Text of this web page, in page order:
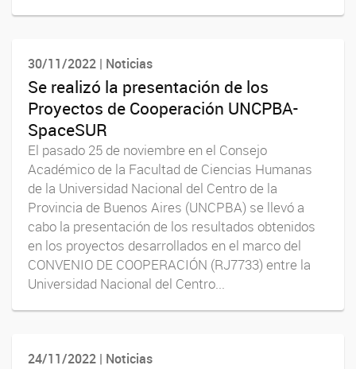
30/11/2022 | Noticias
Se realizó la presentación de los
Proyectos de Cooperación UNCPBA-
SpaceSUR
El pasado 25 de noviembre en el Consejo
Académico de la Facultad de Ciencias Humanas
de la Universidad Nacional del Centro de la
Provincia de Buenos Aires (UNCPBA) se llevó a
cabo la presentación de los resultados obtenidos
en los proyectos desarrollados en el marco del
CONVENIO DE COOPERACIÓN (RJ7733) entre la
Universidad Nacional del Centro...
24/11/2022 | Noticias